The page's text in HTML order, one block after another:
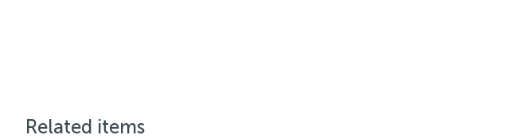
Related items